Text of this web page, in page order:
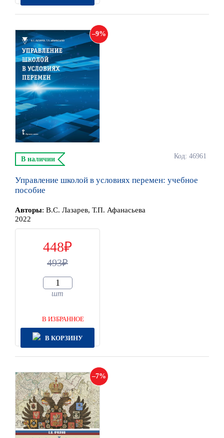
9
Код: 46961
В наличии
Управление школой в условиях перемен: учебное
пособие
Авторы: В.С. Лазарев, Т.П. Афанасьева
2022
448
493
шт
В ИЗБРАННОЕ
В КОРЗИНУ
7